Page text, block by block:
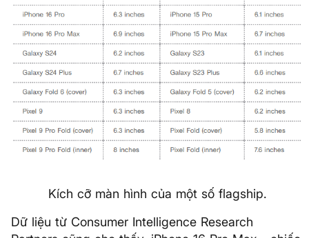
Kích cỡ màn hình của một số flagship.
Dữ liệu từ Consumer Intelligence Research